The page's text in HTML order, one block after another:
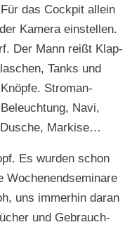
das Cock­pit allein
Kam­era ein­stellen.
Der Mann reißt Klap­
Tanks und
Stro­man­
Navi,
Dusche, Markise…
Es wur­den schon
Woch­enend­sem­inare
uns immer­hin daran
und Gebrauch­